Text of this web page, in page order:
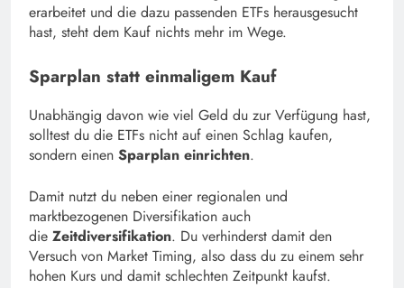
erarbeitet und die dazu passenden ETFs herausgesucht
hast, steht dem Kauf nichts mehr im Wege.
Sparplan statt einmaligem Kauf
Unabhängig davon wie viel Geld du zur Verfügung hast,
solltest du die ETFs nicht auf einen Schlag kaufen,
sondern einen Sparplan einrichten.
Damit nutzt du neben einer regionalen und
marktbezogenen Diversifikation auch
die Zeitdiversifikation. Du verhinderst damit den
Versuch von Market Timing, also dass du zu einem sehr
hohen Kurs und damit schlechten Zeitpunkt kaufst.